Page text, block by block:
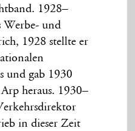
1928–
Werbe- und
1928 stellte er
und gab 1930
heraus. 1930–
in dieser Zeit